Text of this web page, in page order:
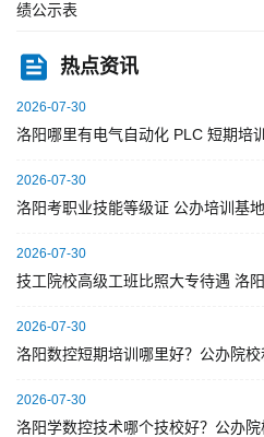
绩公示表
热点资讯
2026-07-30
洛阳哪里有电气自动化 PLC 短期培
2026-07-30
洛阳考职业技能等级证 公办培训基
2026-07-30
技工院校高级工班比照大专待遇 洛
2026-07-30
洛阳数控短期培训哪里好？公办院校
2026-07-30
洛阳学数控技术哪个技校好？公办